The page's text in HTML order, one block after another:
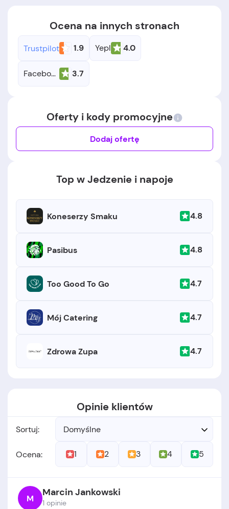
Ocena na innych stronach
Trustpilot 1.9 Yepl 4.0
Facebook 3.7
Oferty i kody promocyjne
Dodaj ofertę
Top w Jedzenie i napoje
Koneserzy Smaku 4.8
Pasibus 4.8
Too Good To Go 4.7
Mój Catering 4.7
Zdrowa Zupa 4.7
Opinie klientów
Sortuj: Domyślne
Ocena: 1 2 3 4 5
M Marcin Jankowski
1 opinie